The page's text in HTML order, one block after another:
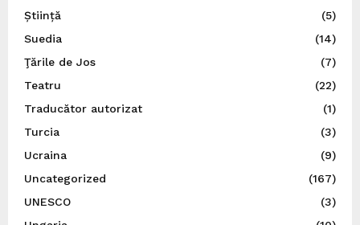
Știință
(5)
Suedia
(14)
Ţările de Jos
(7)
Teatru
(22)
Traducător autorizat
(1)
Turcia
(3)
Ucraina
(9)
Uncategorized
(167)
UNESCO
(3)